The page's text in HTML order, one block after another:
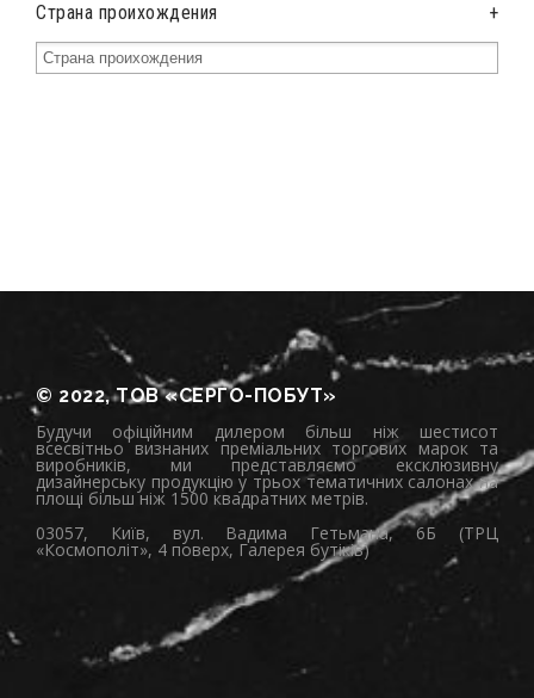
Страна проихождения +
© 2022, ТОВ «СЕРГО-ПОБУТ»
Будучи офіційним дилером більш ніж шестисот
всесвітньо визнаних преміальних торгових марок та
виробників, ми представляємо ексклюзивну
дизайнерську продукцію у трьох тематичних салонах на
площі більш ніж 1500 квадратних метрів.
03057, Київ, вул. Вадима Гетьмана, 6Б (ТРЦ
«Космополіт», 4 поверх, Галерея бутіків)